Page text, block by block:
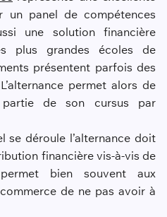
un panel de compétences
une solution financière
plus grandes écoles de
présentent parfois des
permet alors de
de son cursus par
se déroule l’alternance doit
financière vis-à-vis de
bien souvent aux
de ne pas avoir à